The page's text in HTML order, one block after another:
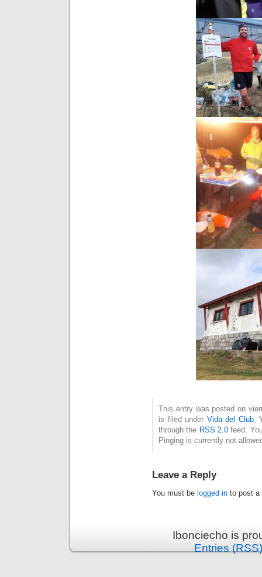
This entry was posted on
is filed under Vida del Club.
through the RSS 2.0 feed.
Pinging is currently not
Leave a Reply
You must be logged in to post a
Ibonciecho is
Entries (RSS)